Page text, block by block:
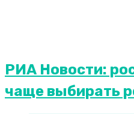
РИА Новости:
чаще выбирать